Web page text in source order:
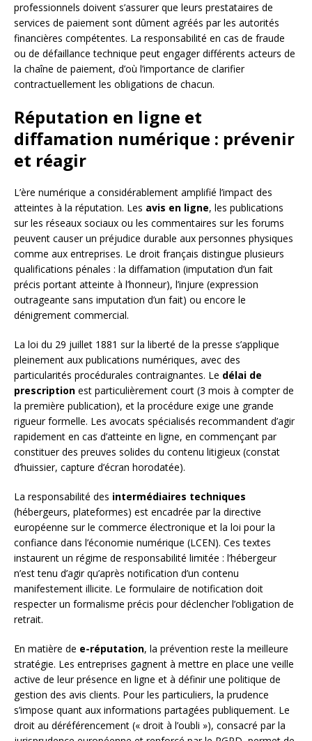
professionnels doivent s’assurer que leurs prestataires de
services de paiement sont dûment agréés par les autorités
financières compétentes. La responsabilité en cas de fraude
ou de défaillance technique peut engager différents acteurs de
la chaîne de paiement, d’où l’importance de clarifier
contractuellement les obligations de chacun.
Réputation en ligne et
diffamation numérique : prévenir
et réagir
L’ère numérique a considérablement amplifié l’impact des
atteintes à la réputation. Les avis en ligne, les publications
sur les réseaux sociaux ou les commentaires sur les forums
peuvent causer un préjudice durable aux personnes physiques
comme aux entreprises. Le droit français distingue plusieurs
qualifications pénales : la diffamation (imputation d’un fait
précis portant atteinte à l’honneur), l’injure (expression
outrageante sans imputation d’un fait) ou encore le
dénigrement commercial.
La loi du 29 juillet 1881 sur la liberté de la presse s’applique
pleinement aux publications numériques, avec des
particularités procédurales contraignantes. Le délai de
prescription est particulièrement court (3 mois à compter de
la première publication), et la procédure exige une grande
rigueur formelle. Les avocats spécialisés recommandent d’agir
rapidement en cas d’atteinte en ligne, en commençant par
constituer des preuves solides du contenu litigieux (constat
d’huissier, capture d’écran horodatée).
La responsabilité des intermédiaires techniques
(hébergeurs, plateformes) est encadrée par la directive
européenne sur le commerce électronique et la loi pour la
confiance dans l’économie numérique (LCEN). Ces textes
instaurent un régime de responsabilité limitée : l’hébergeur
n’est tenu d’agir qu’après notification d’un contenu
manifestement illicite. Le formulaire de notification doit
respecter un formalisme précis pour déclencher l’obligation de
retrait.
En matière de e-réputation, la prévention reste la meilleure
stratégie. Les entreprises gagnent à mettre en place une veille
active de leur présence en ligne et à définir une politique de
gestion des avis clients. Pour les particuliers, la prudence
s’impose quant aux informations partagées publiquement. Le
droit au déréférencement (« droit à l’oubli »), consacré par la